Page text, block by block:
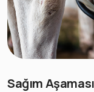
Sağım